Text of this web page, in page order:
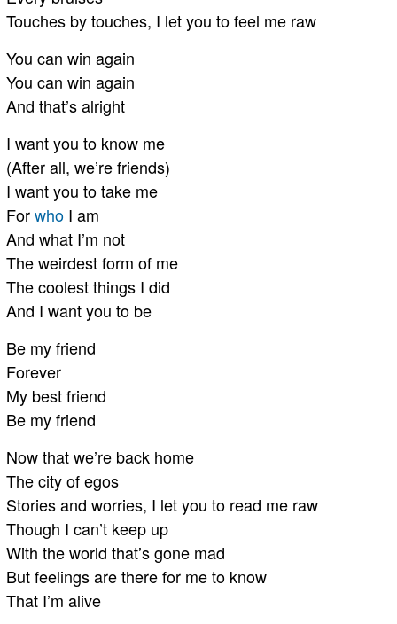
Touches by touches, I let you to feel me raw
You can win again
You can win again
And that’s alright
I want you to know me
(After all, we’re friends)
I want you to take me
Forwho I am
And what I’m not
The weirdest form of me
The coolest things I did
And I want you to be
Be my friend
Forever
My best friend
Be my friend
Now that we’re back home
The city of egos
Stories and worries, I let you to read me raw
Though I can’t keep up
With the world that’s gone mad
But feelings are there for me to know
That I’m alive